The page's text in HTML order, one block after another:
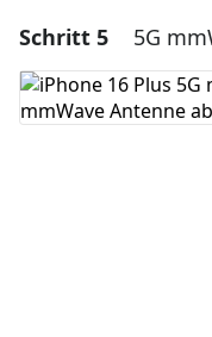
Kommentar
Schritt 5 5G